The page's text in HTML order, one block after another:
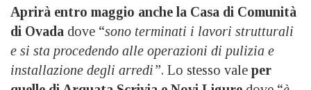
Aprirà entro maggio anche la Casa di Comunità
di Ovada dove “sono terminati i lavori strutturali
e si sta procedendo alle operazioni di pulizia e
installazione degli arredi”. Lo stesso vale per